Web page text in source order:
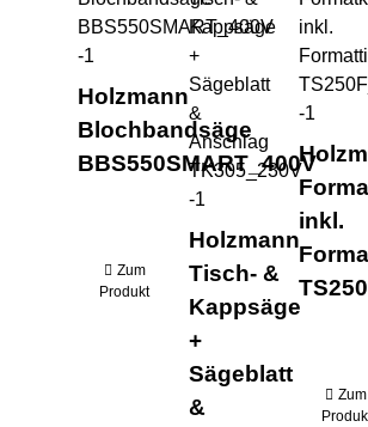
Holzmann
Blochbandsäge
BBS550SMART_400V
Zum
Produkt
Holzmann
Tisch- &
Kappsäge
+
Sägeblatt
&
inkl.
Zum